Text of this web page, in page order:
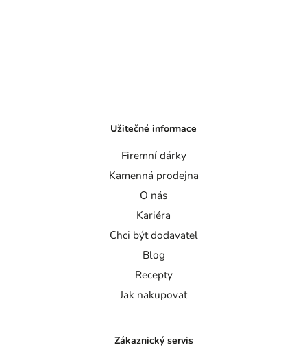
Užitečné informace
Firemní dárky
Kamenná prodejna
O nás
Kariéra
Chci být dodavatel
Blog
Recepty
Jak nakupovat
Zákaznický servis